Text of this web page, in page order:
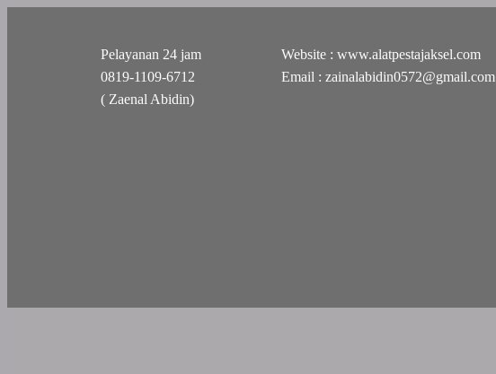
Pelayanan 24 jam
0819-1109-6712
( Zaenal Abidin)
Website : www.alatpestajaksel.com
Email : zainalabidin0572@gmail.com